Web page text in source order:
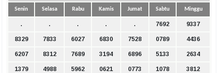
Senin Selasa Rabu Kamis Jumat Sabtu Minggu
. . . . . 7692 9337
8329 7833 6027 6830 7528 0789 4436
6207 8312 7689 3194 6896 5133 2634
1379 4988 5962 0621 0773 1078 3812